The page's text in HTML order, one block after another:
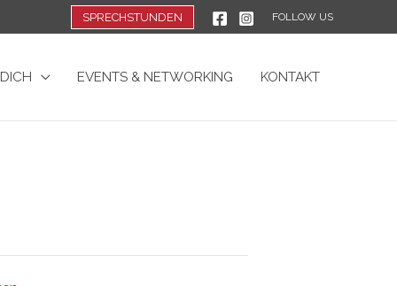
SPRECHSTUNDEN FOLLOW US
EVENTS & NETWORKING KONTAKT